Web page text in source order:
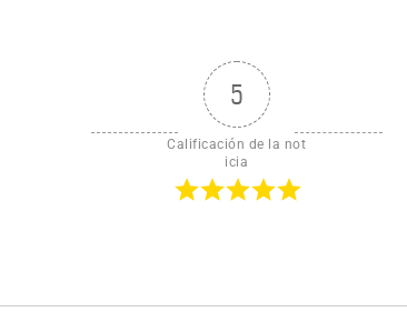
5
Calificación de la not
icia